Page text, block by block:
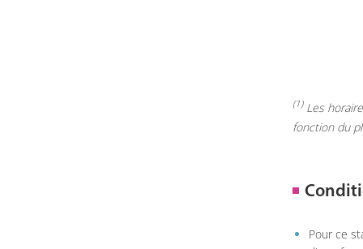
(1)Les
fonction du
Pour ce